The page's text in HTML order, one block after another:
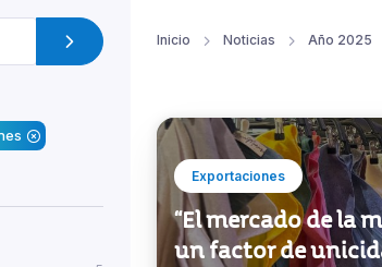
Inicio Noticias Año 2025